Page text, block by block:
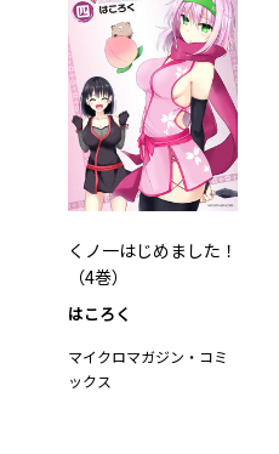
くノ一はじめました！
（4巻）
はころく
マイクロマガジン・コミ
ックス